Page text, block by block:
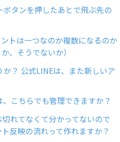
ボタンを押したあとで飛ぶ先の
トは一つなのか複数になるのか
、そうでないか）
？ 公式LINEは、また新しいア
こちらでも管理できますか？
れてなくて分かってないので
反映の流れって作れますか？